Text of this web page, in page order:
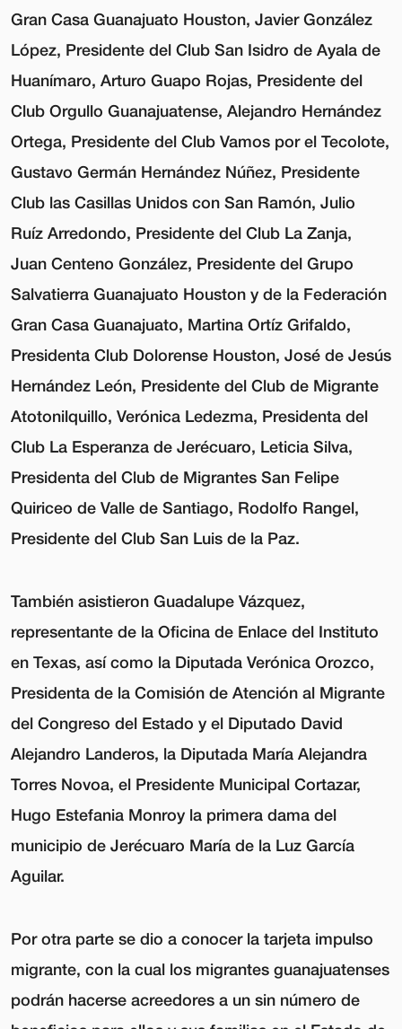
Gran Casa Guanajuato Houston, Javier González
López, Presidente del Club San Isidro de Ayala de
Huanímaro, Arturo Guapo Rojas, Presidente del
Club Orgullo Guanajuatense, Alejandro Hernández
Ortega, Presidente del Club Vamos por el Tecolote,
Gustavo Germán Hernández Núñez, Presidente
Club las Casillas Unidos con San Ramón, Julio
Ruíz Arredondo, Presidente del Club La Zanja,
Juan Centeno González, Presidente del Grupo
Salvatierra Guanajuato Houston y de la Federación
Gran Casa Guanajuato, Martina Ortíz Grifaldo,
Presidenta Club Dolorense Houston, José de Jesús
Hernández León, Presidente del Club de Migrante
Atotonilquillo, Verónica Ledezma, Presidenta del
Club La Esperanza de Jerécuaro, Leticia Silva,
Presidenta del Club de Migrantes San Felipe
Quiriceo de Valle de Santiago, Rodolfo Rangel,
Presidente del Club San Luis de la Paz.
También asistieron Guadalupe Vázquez,
representante de la Oficina de Enlace del Instituto
en Texas, así como la Diputada Verónica Orozco,
Presidenta de la Comisión de Atención al Migrante
del Congreso del Estado y el Diputado David
Alejandro Landeros, la Diputada María Alejandra
Torres Novoa, el Presidente Municipal Cortazar,
Hugo Estefania Monroy la primera dama del
municipio de Jerécuaro María de la Luz García
Aguilar.
Por otra parte se dio a conocer la tarjeta impulso
migrante, con la cual los migrantes guanajuatenses
podrán hacerse acreedores a un sin número de